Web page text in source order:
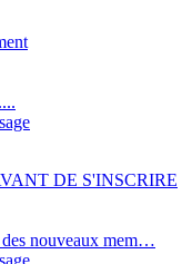
DE S'INSCRIRE
nouveaux mem…